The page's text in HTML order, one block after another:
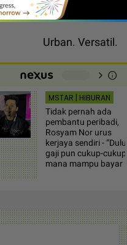
Urban. Versatil.
chevron_right info
MSTAR | HIBURAN
Tidak pernah ada
pembantu peribadi,
Rosyam Nor urus
kerjaya sendiri - “Dulu
gaji pun cukup-
mana mampu bayar